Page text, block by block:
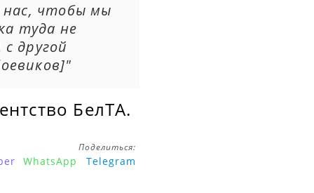
нас, чтобы мы
туда не
другой
БелТА.
Поделиться:
WhatsApp Telegram